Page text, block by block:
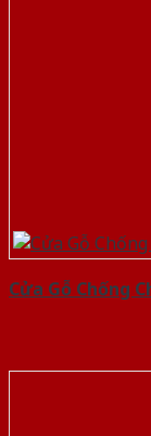
Cửa Gỗ Chống